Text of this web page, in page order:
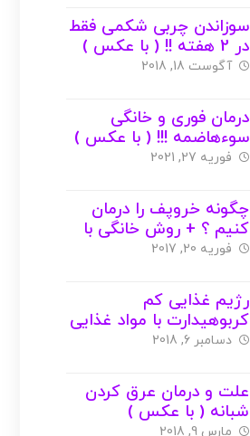
سوزاندن چربی شکمی فقط
در 2 هفته !! ( با عکس )
آگوست 18, 2018
درمان فوری و خانگی
سوءهاضمه !!! ( با عکس )
فوریه 27, 2021
چگونه خروپف را درمان
کنیم ؟ + روش خانگی با
عکس
فوریه 20, 2017
رژیم غذایی کم
کربوهیدارت با مواد غذایی
ساده !! ( با عکس )
دسامبر 6, 2018
علت و درمان عرق کردن
شبانه ( با عکس )
مارس 9, 2018